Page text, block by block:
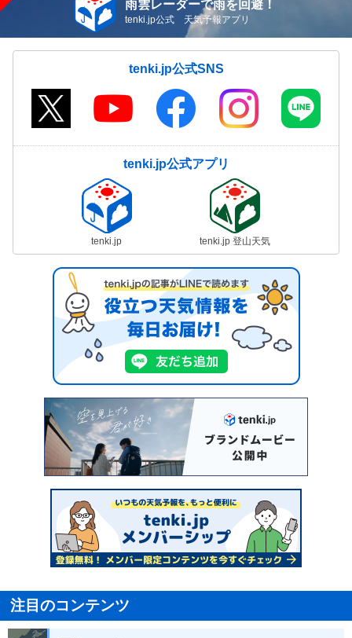
雨雲レーダーで雨を回避！
tenki.jp公式 天気予報アプリ
tenki.jp公式SNS
tenki.jp公式アプリ
tenki.jp tenki.jp 登山天気
注目のコンテンツ